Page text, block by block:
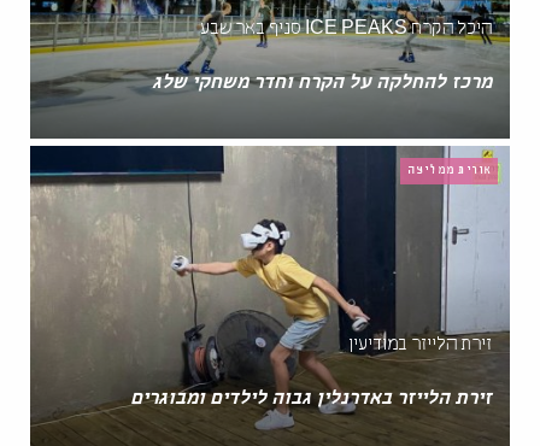
היכל הקרח ICE PEAKS סניף באר שבע
מרכז להחלקה על הקרח וחדר משחקי שלג
אורית ממליצה
זירת הלייזר במודיעין
זירת הלייזר באדרנלין גבוה לילדים ומבוגרים